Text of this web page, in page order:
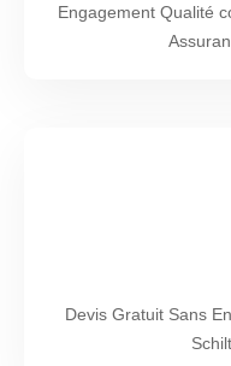
Engagement Qualité
Devis Gratuit Sans